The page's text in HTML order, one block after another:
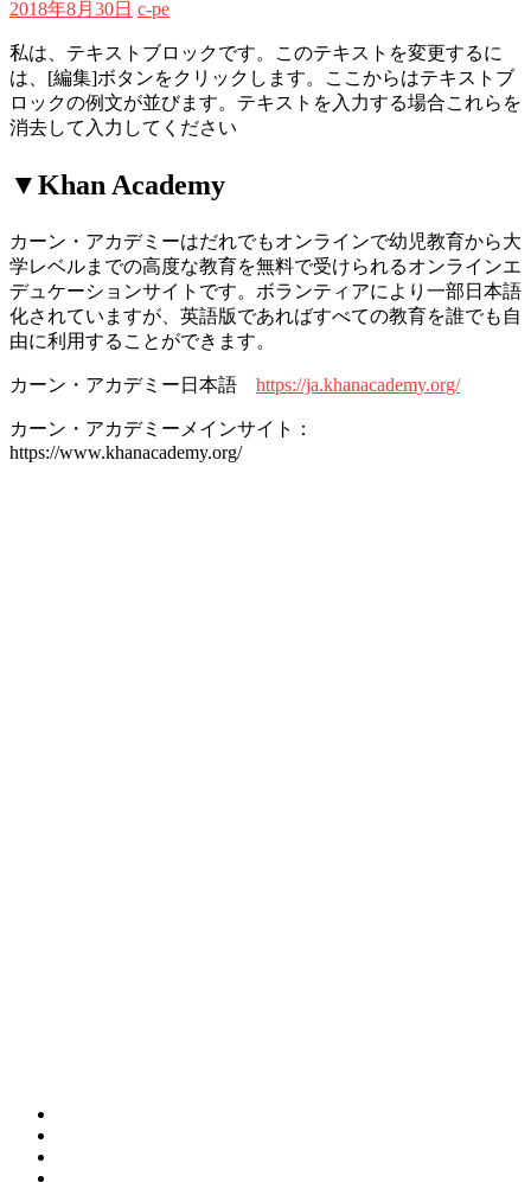
2018年8月30日 c-pe
私は、テキストブロックです。このテキストを変更するに
は、[編集]ボタンをクリックします。ここからはテキストブ
ロックの例文が並びます。テキストを入力する場合これらを
消去して入力してください
▼Khan Academy
カーン・アカデミーはだれでもオンラインで幼児教育から大
学レベルまでの高度な教育を無料で受けられるオンラインエ
デュケーションサイトです。ボランティアにより一部日本語
化されていますが、英語版であればすべての教育を誰でも自
由に利用することができます。
カーン・アカデミー日本語 https://ja.khanacademy.org/
カーン・アカデミーメインサイト：
https://www.khanacademy.org/